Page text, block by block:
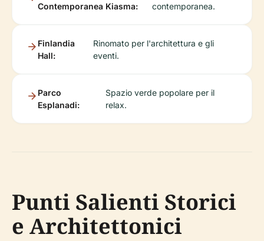
Contemporanea Kiasma:
contemporanea.
Finlandia
Hall:
Rinomato per l'architettura e gli
eventi.
Parco
Esplanadi:
Spazio verde popolare per il
relax.
Punti Salienti Storici
e Architettonici